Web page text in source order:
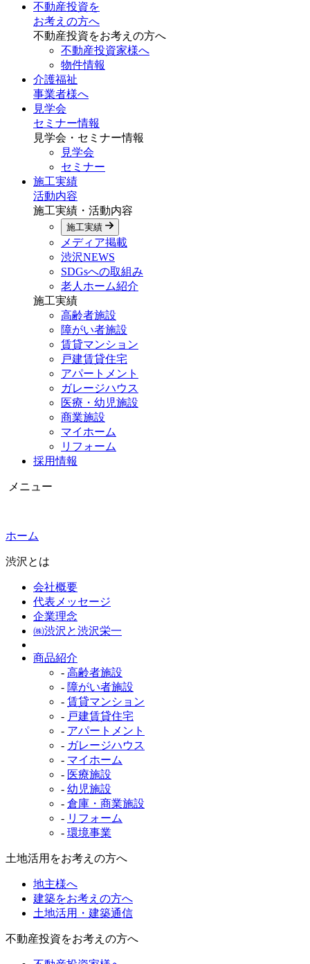
不動産投資を
お考えの方へ
不動産投資をお考えの方へ
不動産投資家様へ
物件情報
介護福祉
事業者様へ
見学会
セミナー情報
見学会・セミナー情報
見学会
セミナー
施工実績
活動内容
施工実績・活動内容
施工実績
メディア掲載
渋沢NEWS
SDGsへの取組み
老人ホーム紹介
施工実績
高齢者施設
障がい者施設
賃貸マンション
戸建賃貸住宅
アパートメント
ガレージハウス
医療・幼児施設
商業施設
マイホーム
リフォーム
採用情報
メニュー
ホーム
渋沢とは
会社概要
代表メッセージ
企業理念
㈱渋沢と渋沢栄一
商品紹介
- 高齢者施設
- 障がい者施設
- 賃貸マンション
- 戸建賃貸住宅
- アパートメント
- ガレージハウス
- マイホーム
- 医療施設
- 幼児施設
- 倉庫・商業施設
- リフォーム
- 環境事業
土地活用をお考えの方へ
地主様へ
建築をお考えの方へ
土地活用・建築通信
不動産投資をお考えの方へ